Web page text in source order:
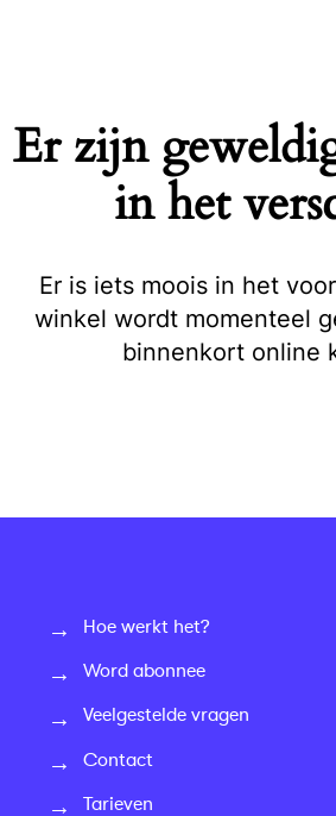
Er zijn
in het
Er is iets moois in het
winkel wordt momenteel
binnenkort online
Hoe werkt het?
Word abonnee
Veelgestelde vragen
Contact
Tarieven